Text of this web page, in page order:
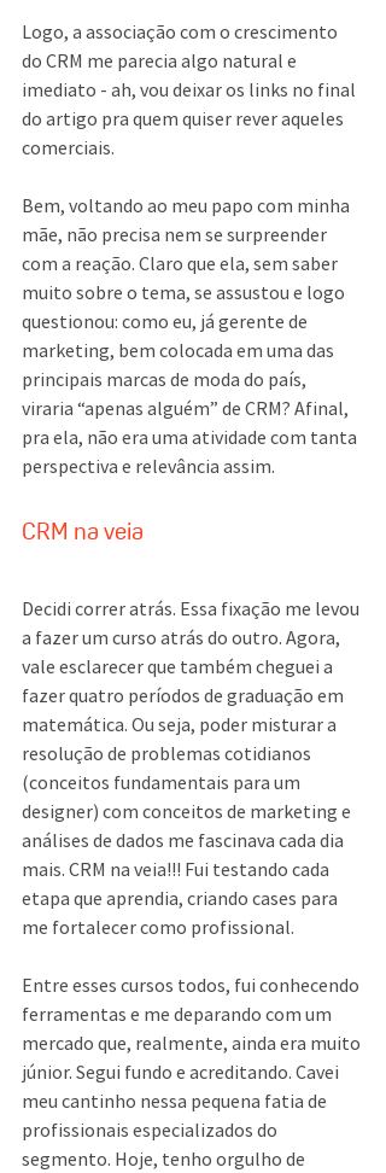
Logo, a associação com o crescimento
do CRM me parecia algo natural e
imediato - ah, vou deixar os links no final
do artigo pra quem quiser rever aqueles
comerciais.
Bem, voltando ao meu papo com minha
mãe, não precisa nem se surpreender
com a reação. Claro que ela, sem saber
muito sobre o tema, se assustou e logo
questionou: como eu, já gerente de
marketing, bem colocada em uma das
principais marcas de moda do país,
viraria “apenas alguém” de CRM? Afinal,
pra ela, não era uma atividade com tanta
perspectiva e relevância assim.
CRM na veia
Decidi correr atrás. Essa fixação me levou
a fazer um curso atrás do outro. Agora,
vale esclarecer que também cheguei a
fazer quatro períodos de graduação em
matemática. Ou seja, poder misturar a
resolução de problemas cotidianos
(conceitos fundamentais para um
designer) com conceitos de marketing e
análises de dados me fascinava cada dia
mais. CRM na veia!!! Fui testando cada
etapa que aprendia, criando cases para
me fortalecer como profissional.
Entre esses cursos todos, fui conhecendo
ferramentas e me deparando com um
mercado que, realmente, ainda era muito
júnior. Segui fundo e acreditando. Cavei
meu cantinho nessa pequena fatia de
profissionais especializados do
segmento. Hoje, tenho orgulho de